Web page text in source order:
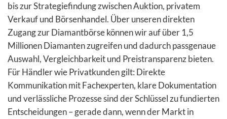
bis zur Strategiefindung zwischen Auktion, privatem
Verkauf und Börsenhandel. Über unseren direkten
Zugang zur Diamantbörse können wir auf über 1,5
Millionen Diamanten zugreifen und dadurch passgenaue
Auswahl, Vergleichbarkeit und Preistransparenz bieten.
Für Händler wie Privatkunden gilt: Direkte
Kommunikation mit Fachexperten, klare Dokumentation
und verlässliche Prozesse sind der Schlüssel zu fundierten
Entscheidungen – gerade dann, wenn der Markt in